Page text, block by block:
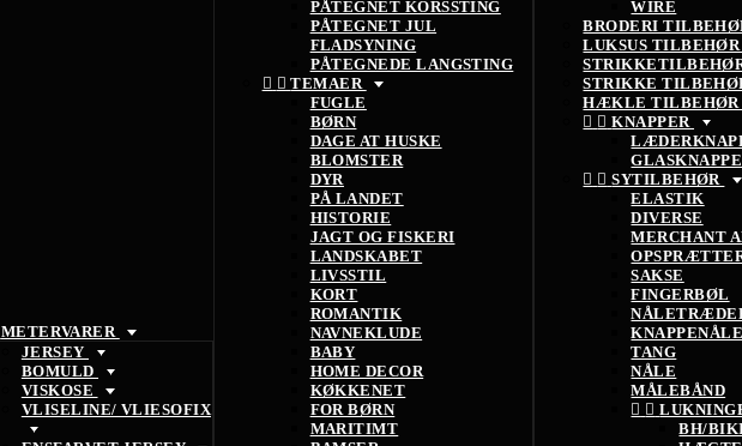
METERVARER
JERSEY
BOMULD
VISKOSE
VLISELINE/ VLIESOFIX
PÅTEGNET KORSSTING
PÅTEGNET JUL
FLADSYNING
PÅTEGNEDE LANGSTING
  TEMAER
FUGLE
BØRN
DAGE AT HUSKE
BLOMSTER
DYR
PÅ LANDET
HISTORIE
JAGT OG FISKERI
LANDSKABET
LIVSSTIL
KORT
ROMANTIK
NAVNEKLUDE
BABY
HOME DECOR
KØKKENET
FOR BØRN
MARITIMT
WIRE
BRODERI
LUKSUS TILBEHØR
STRIKKE
HÆKLE TILBEHØR
  KNAPPER
  SYTILBEHØR
ELASTIK
DIVERSE
MERCHANT
SAKSE
FINGERBØL
KNAPPENÅLE
TANG
NÅLE
MÅLEBÅND
 
BH/